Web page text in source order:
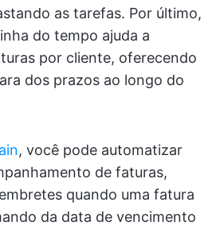
as tarefas. Por último,
do tempo ajuda a
por cliente, oferecendo
dos prazos ao longo do
, você pode automatizar
de faturas,
quando uma fatura
da data de vencimento